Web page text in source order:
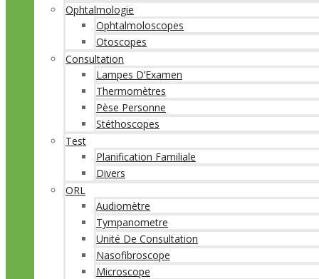
Ophtalmologie
Ophtalmoloscopes
Otoscopes
Consultation
Lampes D’Examen
Thermomètres
Pèse Personne
Stéthoscopes
Test
Planification Familiale
Divers
ORL
Audiomètre
Tympanometre
Unité De Consultation
Nasofibroscope
Microscope